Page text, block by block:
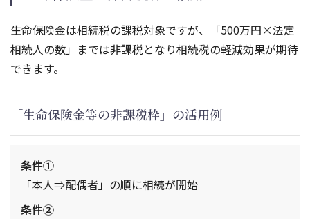
生命保険金は相続税の課税対象ですが、「500万円×法定
相続人の数」までは非課税となり相続税の軽減効果が期待
できます。
「生命保険金等の非課税枠」の活用例
条件①
「本人⇒配偶者」の順に相続が開始
条件②